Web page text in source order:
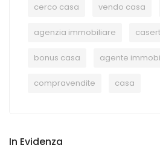
cerco casa vendo casa
agenzia immobiliare
bonus casa agente
compravendite casa
In Evidenza